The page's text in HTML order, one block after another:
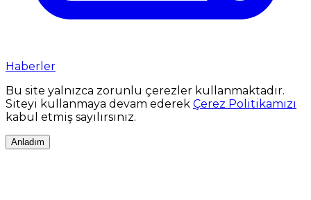
Haberler
Bu site yalnızca zorunlu çerezler kullanmaktadır.
Siteyi kullanmaya devam ederek Çerez Politikamızı
kabul etmiş sayılırsınız.
Anladım